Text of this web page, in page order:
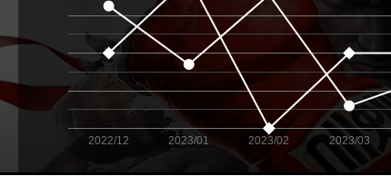
2022/12 2023/01 2023/02 2023/03
4.86